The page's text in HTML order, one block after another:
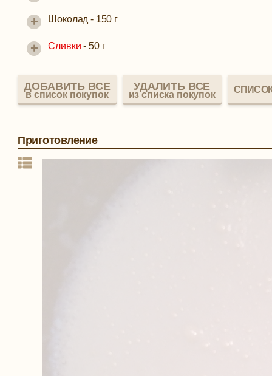
Шоколад - 150 г
+
Сливки - 50 г
+
ДОБАВИТЬ ВСЕ
в список покупок
УДАЛИТЬ ВСЕ
из списка покупок
Приготовление